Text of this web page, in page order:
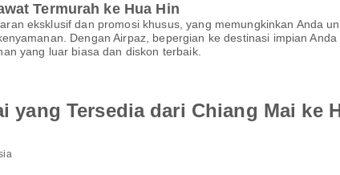
Termurah ke Hua Hin
eksklusif dan promosi khusus, yang memungkinkan Anda
Dengan Airpaz, bepergian ke destinasi impian
yang luar biasa dan diskon terbaik.
yang Tersedia dari Chiang Mai ke